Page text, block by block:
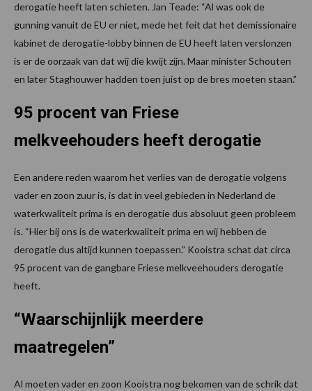
derogatie heeft laten schieten. Jan Teade: “Al was ook de
gunning vanuit de EU er niet, mede het feit dat het demissionaire
kabinet de derogatie-lobby binnen de EU heeft laten verslonzen
is er de oorzaak van dat wij die kwijt zijn. Maar minister Schouten
en later Staghouwer hadden toen juist op de bres moeten staan.”
95 procent van Friese
melkveehouders heeft derogatie
Een andere reden waarom het verlies van de derogatie volgens
vader en zoon zuur is, is dat in veel gebieden in Nederland de
waterkwaliteit prima is en derogatie dus absoluut geen probleem
is. “Hier bij ons is de waterkwaliteit prima en wij hebben de
derogatie dus altijd kunnen toepassen.” Kooistra schat dat circa
95 procent van de gangbare Friese melkveehouders derogatie
heeft.
“Waarschijnlijk meerdere
maatregelen”
Al moeten vader en zoon Kooistra nog bekomen van de schrik dat